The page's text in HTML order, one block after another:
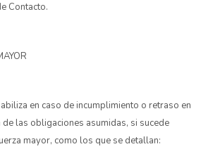
Contacto.
en caso de incumplimiento o retraso en
las obligaciones asumidas, si sucede
mayor, como los que se detallan: